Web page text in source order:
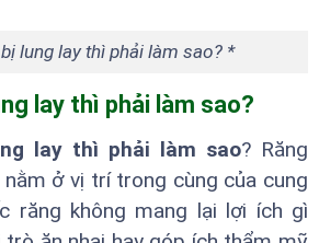
lung lay thì phải làm sao? *
lay thì phải làm sao?
lay thì phải làm sao? Răng
ở vị trí trong cùng của cung
răng không mang lại lợi ích gì